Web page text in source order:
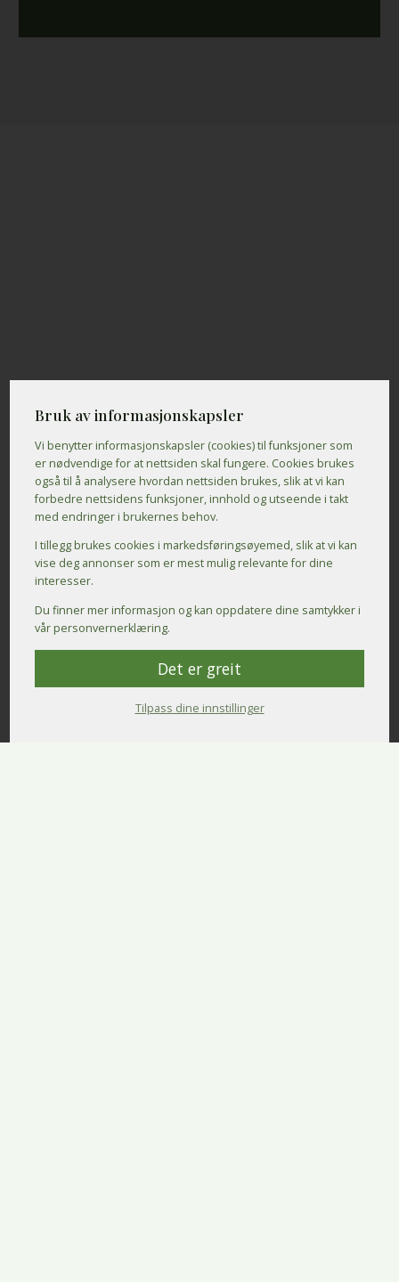
Bruk av informasjonskapsler
Vi benytter informasjons­kapsler (cookies) til funksjoner som
er nødvendige for at nettsiden skal fungere. Cookies brukes
også til å analysere hvordan nettsiden brukes, slik at vi kan
forbedre nettsidens funksjoner, innhold og utseende i takt
med endringer i brukernes behov.
I tillegg brukes cookies i markedsførings­øyemed, slik at vi kan
vise deg annonser som er mest mulig relevante for dine
interesser.
Du finner mer informasjon og kan oppdatere dine samtykker i
vår personvernerklæring.
Det er greit
Tilpass dine innstillinger